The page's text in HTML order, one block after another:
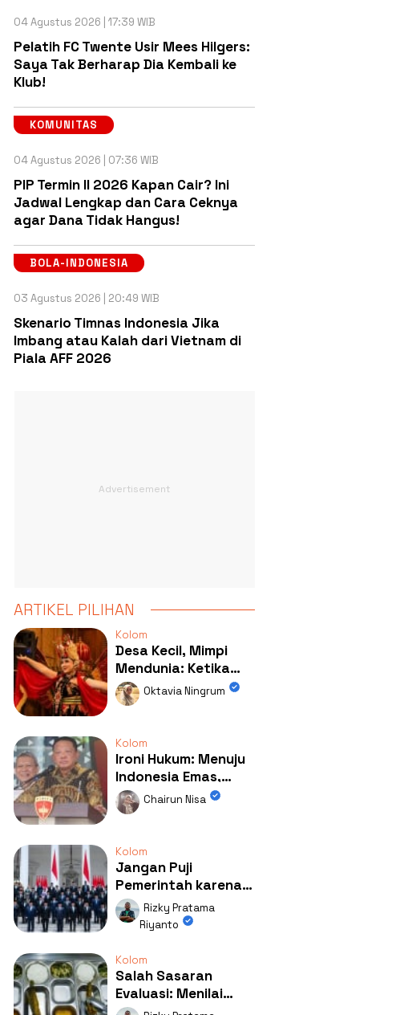
04 Agustus 2026 | 17:39 WIB
Pelatih FC Twente Usir Mees Hilgers:
Saya Tak Berharap Dia Kembali ke
Klub!
KOMUNITAS
04 Agustus 2026 | 07:36 WIB
PIP Termin II 2026 Kapan Cair? Ini
Jadwal Lengkap dan Cara Ceknya
agar Dana Tidak Hangus!
BOLA-INDONESIA
03 Agustus 2026 | 20:49 WIB
Skenario Timnas Indonesia Jika
Imbang atau Kalah dari Vietnam di
Piala AFF 2026
ARTIKEL PILIHAN
Kolom
Desa Kecil, Mimpi
Mendunia: Ketika
Kolaborasi
Mengubah Wajah
Oktavia Ningrum
Kolom
Ironi Hukum: Menuju
Indonesia Emas,
Ternyata Emasnya
Ada di Rumah Febrie!
Chairun Nisa
Kolom
Jangan Puji
Pemerintah karena
Kerja: Mengapa
Publik Begitu Mudah
Rizky Pratama
Riyanto
Kolom
Salah Sasaran
Evaluasi: Menilai
Program MBG Lewat